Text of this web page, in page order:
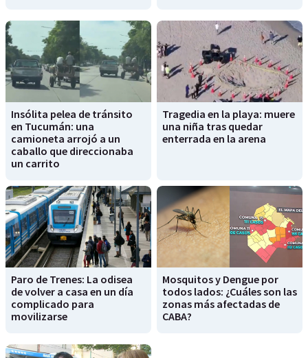
Insólita pelea de tránsito
en Tucumán: una
camioneta arrojó a un
caballo que direccionaba
un carrito
Tragedia en la playa: muere
una niña tras quedar
enterrada en la arena
Paro de Trenes: La odisea
de volver a casa en un día
complicado para
movilizarse
Mosquitos y Dengue por
todos lados: ¿Cuáles son las
zonas más afectadas de
CABA?